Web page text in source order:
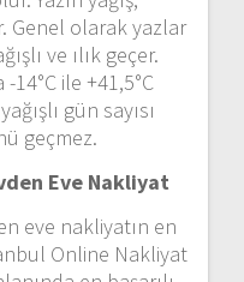
Genel olarak yazlar
ve ılık geçer.
14°C ile +41,5°C
gün sayısı
geçmez.
Eve Nakliyat
eve nakliyatın en
Online Nakliyat